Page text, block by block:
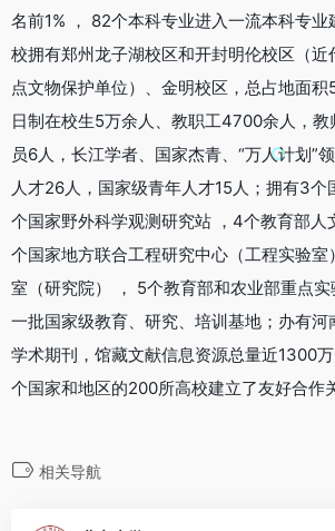
名前1% ， 82个本科专业进入一流本科专业
校拥有郑州龙子湖校区和开封明伦校区（
点文物保护单位）、金明校区，总占地面
日制在校生5万余人、教职工4700余人，
员6人，长江学者、国家杰青、“万人计划”
人才26人，国家级青年人才15人；拥有3个
个国家野外科学观测研究站 ，4个教育部人
个国家地方联合工程研究中心（工程实验
室（研究院） ， 5个教育部和农业部重点
一批国家级教育、研究、培训基地；办有河
学术期刊，馆藏文献信息资源总量近1300
个国家和地区的200所高校建立了友好合作
相关导航